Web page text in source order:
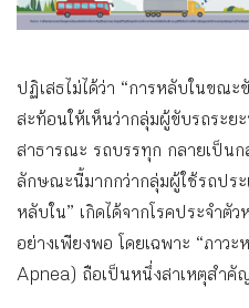
ปฏิเสธไม่ได้ว่า “การหลับในขณ
สะท้อนให้เห็นว่ากลุ่มผู้ขับรถระยะ
สาธารณะ รถบรรทุก กลายเป็นก
ลักษณะนี้มากกว่ากลุ่มผู้ใช้รถประ
หลับใน” เกิดได้จากโรคประจำตั
อย่างเพียงพอ โดยเฉพาะ “ภาว
Apnea) ถือเป็นหนึ่งสาเหตุสำคั